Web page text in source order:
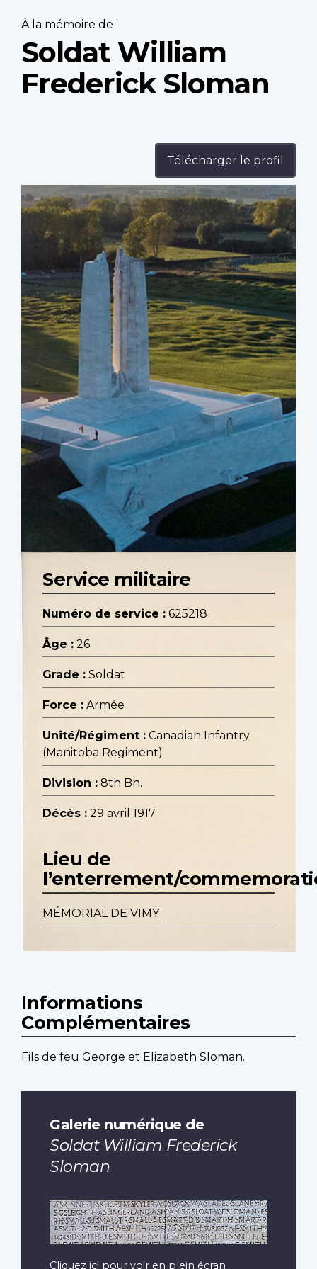
À la mémoire de :
Soldat William
Frederick Sloman
Télécharger le profil
Profile
image
Service militaire
Numéro de service : 625218
Âge : 26
Grade : Soldat
Force : Armée
Unité/Régiment : Canadian Infantry
(Manitoba Regiment)
Division : 8th Bn.
Décès : 29 avril 1917
Lieu de
l’enterrement/
MÉMORIAL DE VIMY
Informations
Complémentaires
Fils de feu George et Elizabeth Sloman.
Galerie numérique de
Soldat William Frederick
Sloman
Cliquez ici pour voir en plein écran